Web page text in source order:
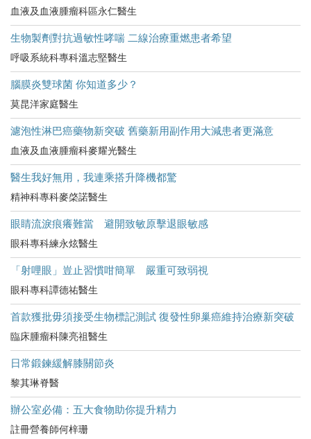
血液及血液腫瘤科區永仁醫生
生物製劑對抗過敏性哮喘 二線治療重燃患者希望
呼吸系統科專科溫志堅醫生
腦膜炎雙球菌 你知道多少？
莫昆洋家庭醫生
濾泡性淋巴癌藥物新突破 舊藥新用副作用大減患者更滿意
血液及血液腫瘤科麥耀光醫生
醫生我好無用，我連乘搭升降機都驚
精神科專科麥棨諾醫生
眼睛流淚痕癢難當 避開致敏原擊退眼敏感
眼科專科練永炫醫生
「射哩眼」豈止習慣咁簡單 嚴重可致弱視
眼科專科譚德祐醫生
首款獲批毋須接受生物標記測試 復發性卵巢癌維持治療新突破
臨床腫瘤科陳亮祖醫生
日常鍛鍊緩解膝關節炎
黎其琳脊醫
辦公室必備：五大食物助你提升精力
註冊營養師何梓珊